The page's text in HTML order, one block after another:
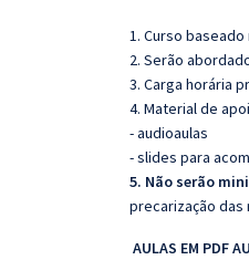
1. Curso baseado
2. Serão
3. Carga horária
4. Material de
- audioaulas
- slides para
5. Não serão
precarização das
AULAS EM PDF